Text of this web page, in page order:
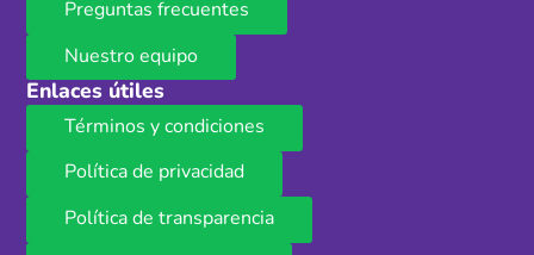
Preguntas frecuentes
Nuestro equipo
Enlaces útiles
Términos y condiciones
Política de privacidad
Política de transparencia